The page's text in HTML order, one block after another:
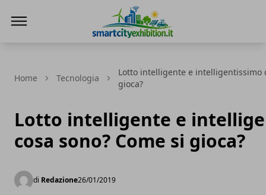
Home Tecnologia
Lotto intelligente e intelligentissimo
gioca?
Lotto intelligente e
cosa sono? Come si gioca?
di Redazione26/01/2019